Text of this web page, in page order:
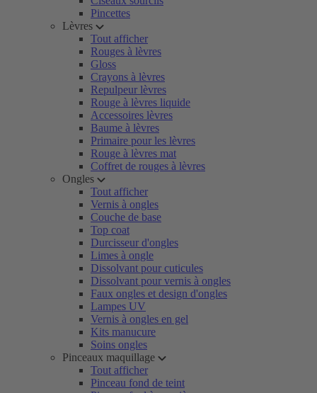
Pincettes
Lèvres
Tout afficher
Rouges à lèvres
Gloss
Crayons à lèvres
Repulpeur lèvres
Rouge à lèvres liquide
Accessoires lèvres
Baume à lèvres
Primaire pour les lèvres
Rouge à lèvres mat
Coffret de rouges à lèvres
Ongles
Tout afficher
Vernis à ongles
Couche de base
Top coat
Durcisseur d'ongles
Limes à ongle
Dissolvant pour cuticules
Dissolvant pour vernis à ongles
Faux ongles et design d'ongles
Lampes UV
Vernis à ongles en gel
Kits manucure
Soins ongles
Pinceaux maquillage
Tout afficher
Pinceau fond de teint